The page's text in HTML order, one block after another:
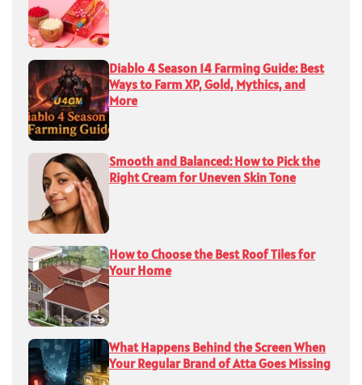
Diablo 4 Season 14 Farming Guide: Best
Ways to Farm XP, Gold, Mythics, and
More
Smooth and Balanced: How to Pick the
Right Cream for Uneven Skin Tone
How to Choose the Best Roof Tiles for
Your Home
What Happens Behind the Screen When
Your Regular Brand of Atta Goes Missing